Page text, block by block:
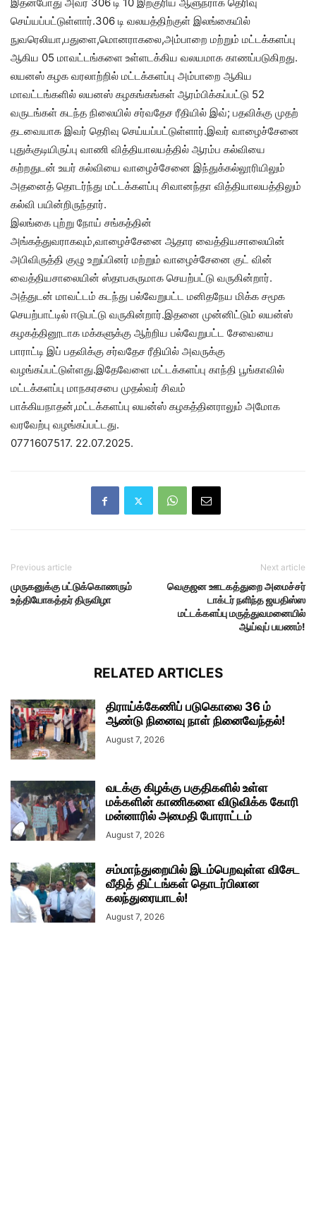
செய்யப்பட்டுள்ளார்.306 டி வலயத்திற்குள் இலங்கையில்
நுவரெலியா,பதுளை,மொனராகலை,அம்பாறை மற்றும் மட்டக்களப்பு
ஆகிய 05 மாவட்டங்களை உள்ளடக்கிய வலயமாக காணப்படுகிறது.
லயனஸ் கழக வரலாற்றில் மட்டக்களப்பு அம்பாறை ஆகிய
மாவட்டங்களில் லயனஸ் கழகங்கங்கள் ஆரம்பிக்கப்பட்டு 52
வருடங்கள் கடந்த நிலையில் சர்வதேச ரீதியில் இவ்; பதவிக்கு முதற்
தடவையாக இவர் தெரிவு செய்யப்பட்டுள்ளார்.இவர் வாழைச்சேனை
புதுக்குடியிருப்பு வாணி வித்தியாலயத்தில் ஆரம்ப கல்வியை
கற்றதுடன் உயர் கல்வியை வாழைச்சேனை இந்துக்கல்லூரியிலும்
அதனைத் தொடர்ந்து மட்டக்களப்பு சிவானந்தா வித்தியாலயத்திலும்
கல்வி பயின்றிருந்தார்.
இலங்கை புற்று நோய் சங்கத்தின்
அங்கத்துவராகவும்,வாழைச்சேனை ஆதார வைத்தியசாலையின்
அபிவிருத்தி குழு உறுப்பினர் மற்றும் வாழைச்சேனை குட் வின்
வைத்தியசாலையின் ஸ்தாபகருமாக செயற்பட்டு வருகின்றார்.
அத்துடன் மாவட்டம் கடந்து பல்வேறுபட்ட மனிதநேய மிக்க சமூக
செயற்பாட்டில் ஈடுபட்டு வருகின்றார்.இதனை முன்னிட்டும் லயன்ஸ்
கழகத்தினூடாக மக்களுக்கு ஆற்றிய பல்வேறுபட்ட சேவையை
பாராட்டி இப் பதவிக்கு சர்வதேச ரீதியில் அவருக்கு
வழங்கப்பட்டுள்ளது.இதேவேளை மட்டக்களப்பு காந்தி பூங்காவில்
மட்டக்களப்பு மாநகரசபை முதல்வர் சிவம்
பாக்கியநாதன்,மட்டக்களப்பு லயன்ஸ் கழகத்தினராலும் அமோக
வரவேற்பு வழங்கப்பட்டது.
0771607517. 22.07.2025.
Previous article
முருகனுக்கு பட்டுக்கொணரும்
உத்தியோகத்தர் திருவிழா
Next article
வெகுஜன ஊடகத்துறை அமைச்சர்
டாக்டர் நளிந்த ஜயதிஸ்ஸ
மட்டக்களப்பு மருத்துவமனையில்
ஆய்வுப் பயணம்!
RELATED ARTICLES
திராய்க்கேணிப் படுகொலை 36 ம்
ஆண்டு நினைவு நாள் நினைவேந்தல்!
August 7, 2026
வடக்கு கிழக்கு பகுதிகளில் உள்ள
மக்களின் காணிகளை விடுவிக்க கோரி
மன்னாரில் அமைதி போராட்டம்
August 7, 2026
சம்மாந்துறையில் இடம்பெறவுள்ள விசேட
வீதித் திட்டங்கள் தொடர்பிலான
கலந்துரையாடல்!
August 7, 2026